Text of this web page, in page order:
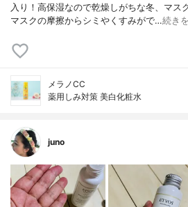
入り！高保湿なので乾燥しがちな冬、マス
マスクの摩擦からシミやくすみがで…続き
メラノCC
薬用しみ対策 美白化粧水
juno